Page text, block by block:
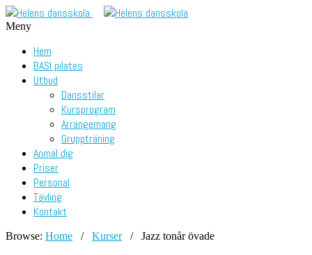
Meny
Hem
BASI pilates
Utbud
Dansstilar
Kursprogram
Arrangemang
Gruppträning
Anmäl dig
Priser
Personal
Tävling
Kontakt
Browse: Home / Kurser / Jazz tonår övade